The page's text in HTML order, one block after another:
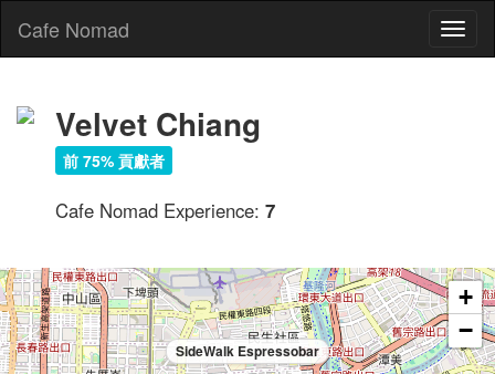
Cafe Nomad
Velvet Chiang
前 75% 貢獻者
Cafe Nomad Experience: 7
SideWalk Espressobar
+
−